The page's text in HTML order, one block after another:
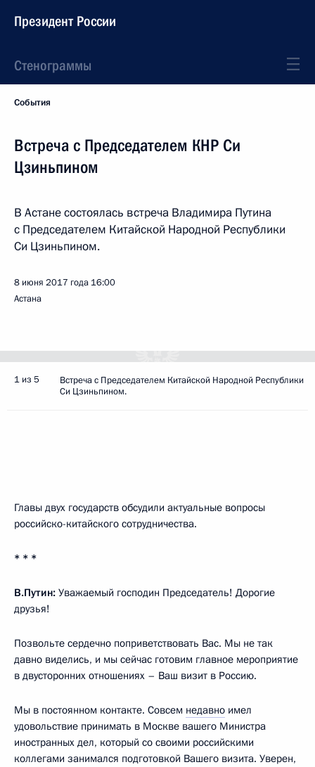
Президент России
Стенограммы
События
Встреча с Председателем КНР Си
Цзиньпином
В Астане состоялась встреча Владимира Путина
с Председателем Китайской Народной Республики
Си Цзиньпином.
8 июня 2017 года 16:00
Астана
1 из 5
Встреча с Председателем Китайской Народной Республики
Си Цзиньпином.
Главы двух государств обсудили актуальные вопросы
российско-китайского сотрудничества.
* * *
В.Путин: Уважаемый господин Председатель! Дорогие
друзья!
Позвольте сердечно поприветствовать Вас. Мы не так
давно виделись, и мы сейчас готовим главное мероприятие
в двусторонних отношениях – Ваш визит в Россию.
Мы в постоянном контакте. Совсем недавно имел
удовольствие принимать в Москве вашего Министра
иностранных дел, который со своими российскими
коллегами занимался подготовкой Вашего визита. Уверен,